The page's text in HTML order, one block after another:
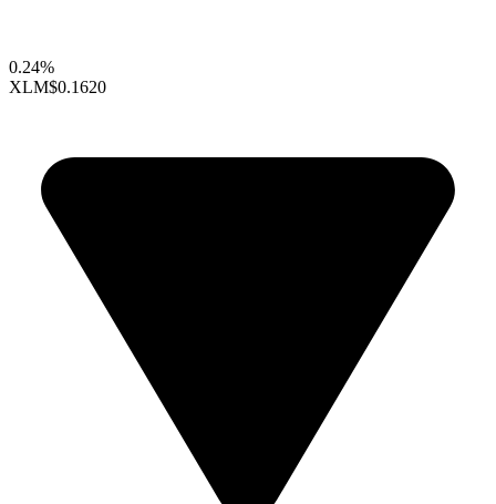
0.24%
XLM$0.1620